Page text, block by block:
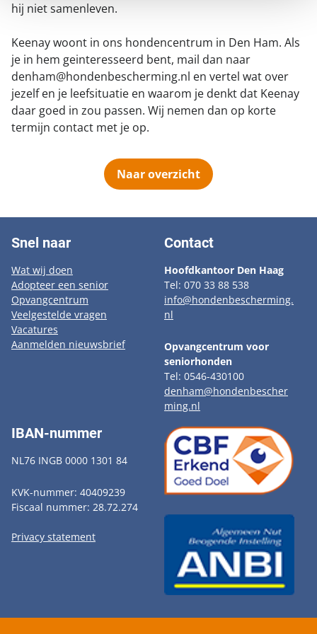
hij niet samenleven.
Keenay woont in ons hondencentrum in Den Ham. Als
je in hem geinteresseerd bent, mail dan naar
denham@hondenbescherming.nl en vertel wat over
jezelf en je leefsituatie en waarom je denkt dat Keenay
daar goed in zou passen. Wij nemen dan op korte
termijn contact met je op.
Naar overzicht
Snel naar
Wat wij doen
Adopteer een senior
Opvangcentrum
Veelgestelde vragen
Vacatures
Aanmelden nieuwsbrief
Contact
Hoofdkantoor Den Haag
Tel: 070 33 88 538
info@hondenbescherming.
nl
Opvangcentrum voor
seniorhonden
Tel: 0546-430100
denham@hondenbescher
ming.nl
IBAN-nummer
NL76 INGB 0000 1301 84
KVK-nummer: 40409239
Fiscaal nummer: 28.72.274
Privacy statement